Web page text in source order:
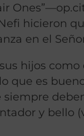
hicieron
en el
hijos
que es
y bello